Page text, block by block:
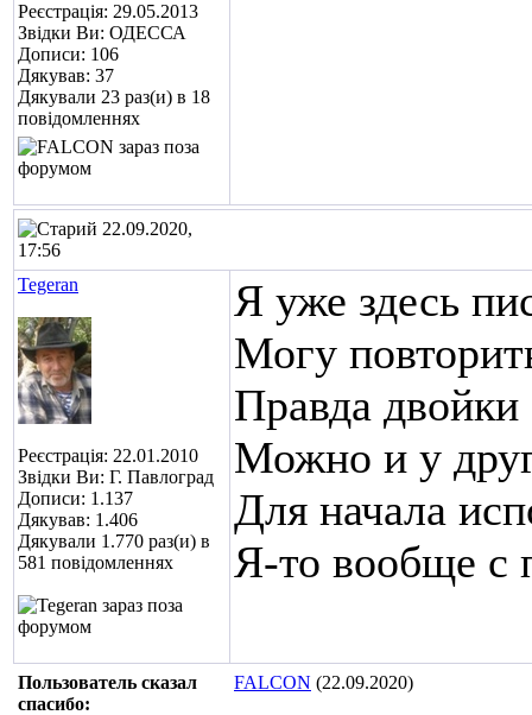
Реєстрація: 29.05.2013
Звідки Ви: ОДЕССА
Дописи: 106
Дякував: 37
Дякували 23 раз(и) в 18
повідомленнях
22.09.2020,
17:56
Tegeran
Реєстрація: 22.01.2010
Звідки Ви: Г. Павлоград
Дописи: 1.137
Дякував: 1.406
Дякували 1.770 раз(и) в
581 повідомленнях
Я уже здесь
Могу
Правда двойки
Можно и у
Для начала
Я-то вообще с
Пользователь сказал
cпасибо:
FALCON (22.09.2020)